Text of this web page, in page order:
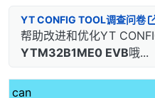
YT CONFIG TOOL调查问卷
帮助改进和优化YT
YTM32B1ME0 EVB哦...
can